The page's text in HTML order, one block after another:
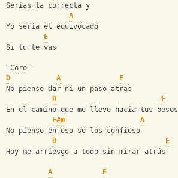
Serías la correcta y
A
Yo sería el equivocado
E
Si tu te vas
-Coro-
D
A
E
No pienso dar ni un paso atrás
D
E
En el camino que me lleve hacia tus besos
F#m
A
No pienso en eso se los confieso
D
E
Hoy me arriesgo a todo sin mirar atrás
A
E